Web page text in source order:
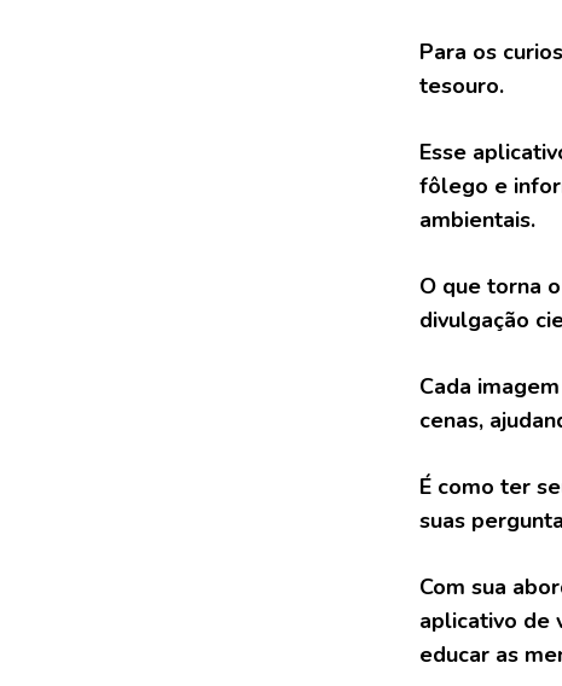
Para os
tesouro.
Esse
fôlego e
ambientais.
O que torna
divulgação
Cada
cenas,
É como ter
suas
Com sua
aplicativo de
educar as